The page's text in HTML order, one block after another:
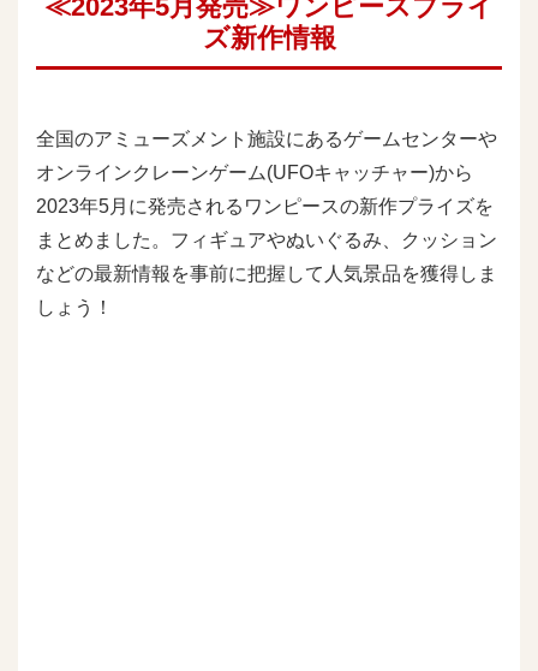
≪2023年5月発売≫ワンピースプライ
ズ新作情報
全国のアミューズメント施設にあるゲームセンターや
オンラインクレーンゲーム(UFOキャッチャー)から
2023年5月に発売されるワンピースの新作プライズを
まとめました。フィギュアやぬいぐるみ、クッション
などの最新情報を事前に把握して人気景品を獲得しま
しょう！